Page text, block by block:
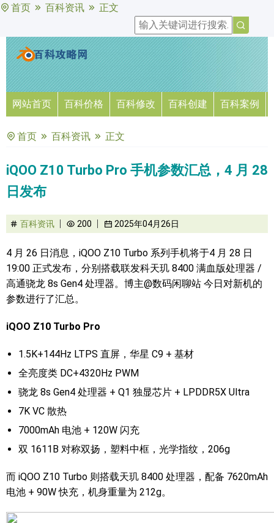
首页 百科资讯 正文
网站首页 百科价格 百科修改 百科创建 百科案例
首页 百科资讯 正文
iQOO Z10 Turbo Pro 手机参数汇总，4 月 28
日发布
百科资讯 200 2025年04月26日
4 月 26 日消息，iQOO Z10 Turbo 系列手机将于4 月 28 日
19:00 正式发布，分别搭载联发科天玑 8400 满血版处理器 /
高通骁龙 8s Gen4 处理器。博主@数码闲聊站 今日对新机的
参数进行了汇总。
iQOO Z10 Turbo Pro
1.5K+144Hz LTPS 直屏，华星 C9 + 基材
全亮度类 DC+4320Hz PWM
骁龙 8s Gen4 处理器 + Q1 独显芯片 + LPDDR5X Ultra
7K VC 散热
7000mAh 电池 + 120W 闪充
双 1611B 对称双扬，塑料中框，光学指纹，206g
而 iQOO Z10 Turbo 则搭载天玑 8400 处理器，配备 7620mAh
电池 + 90W 快充，机身重量为 212g。